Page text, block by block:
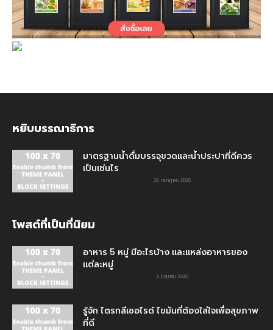
หยิบบรรณาธิการ
มาตรฐานน้ำดื่มบรรจุขวดและน้ำประปาที่ดีควร
เป็นเช่นไร
23 กรกฎาคม 2025
โพสต์ที่เป็นที่นิยม
อาหาร 5 หมู่ มีอะไรบ้าง และแหล่งอาหารของ
แต่ละหมู่
4 มิถุนายน 2020
รู้จัก ไตรกลีเซอไรด์ ไขมันที่ต้องใส่ใจเพื่อสุขภาพ
ที่ดี